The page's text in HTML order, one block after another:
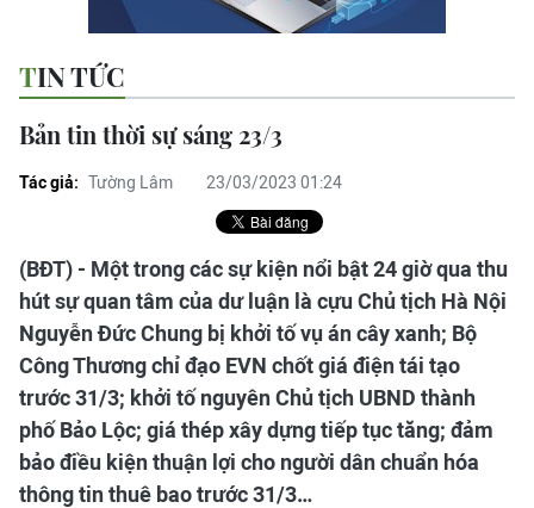
TIN TỨC
Bản tin thời sự sáng 23/3
Tác giả: Tường Lâm 23/03/2023 01:24
(BĐT) - Một trong các sự kiện nổi bật 24 giờ qua thu
hút sự quan tâm của dư luận là cựu Chủ tịch Hà Nội
Nguyễn Đức Chung bị khởi tố vụ án cây xanh; Bộ
Công Thương chỉ đạo EVN chốt giá điện tái tạo
trước 31/3; khởi tố nguyên Chủ tịch UBND thành
phố Bảo Lộc; giá thép xây dựng tiếp tục tăng; đảm
bảo điều kiện thuận lợi cho người dân chuẩn hóa
thông tin thuê bao trước 31/3…